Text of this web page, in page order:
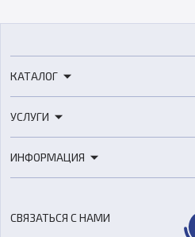
КАТАЛОГ
Расходные материалы
Оборудование и материалы для
Аксессуары и прочее оборудование
УСЛУГИ
3D-моделирование
ИНФОРМАЦИЯ
СВЯЗАТЬСЯ С НАМИ